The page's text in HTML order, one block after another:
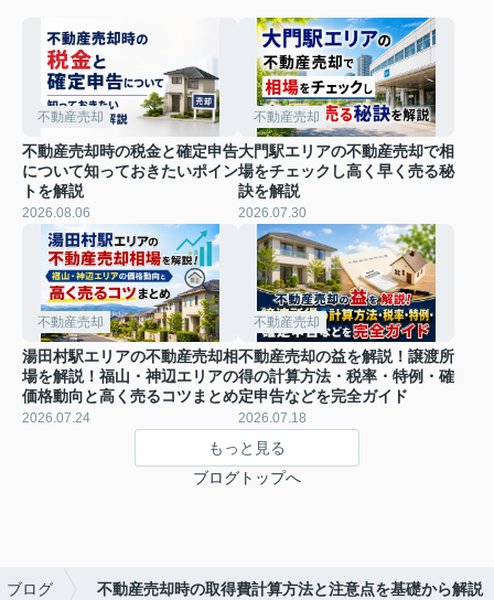
不動産売却
不動産売却時の税金と確定申告
について知っておきたいポイン
トを解説
2026.08.06
不動産売却
大門駅エリアの不動産売却で相
場をチェックし高く早く売る秘
訣を解説
2026.07.30
不動産売却
湯田村駅エリアの不動産売却相
場を解説！福山・神辺エリアの
価格動向と高く売るコツまとめ
2026.07.24
不動産売却
不動産売却の益を解説！譲渡所
得の計算方法・税率・特例・確
定申告などを完全ガイド
2026.07.18
もっと見る
ブログトップへ
ブログ 不動産売却時の取得費計算方法と注意点を基礎から解説